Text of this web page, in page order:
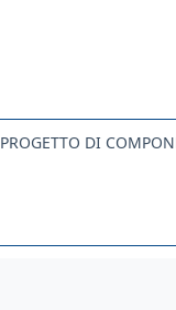
PROGETTO DI